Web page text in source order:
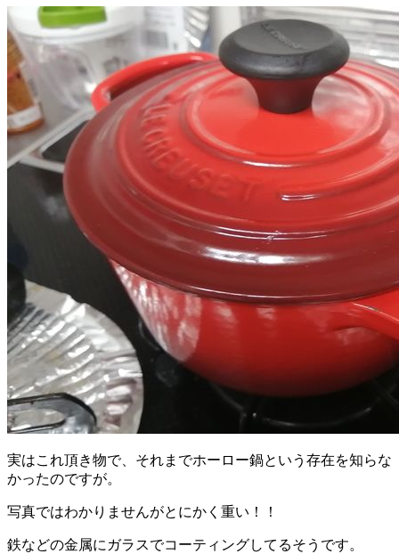
実はこれ頂き物で、それまでホーロー鍋という存在を知らな
かったのですが。
写真ではわかりませんがとにかく重い！！
鉄などの金属にガラスでコーティングしてるそうです。